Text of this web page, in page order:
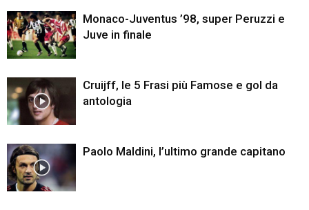
Monaco-Juventus ’98, super Peruzzi e
Juve in finale
Cruijff, le 5 Frasi più Famose e gol da
antologia
Paolo Maldini, l’ultimo grande capitano